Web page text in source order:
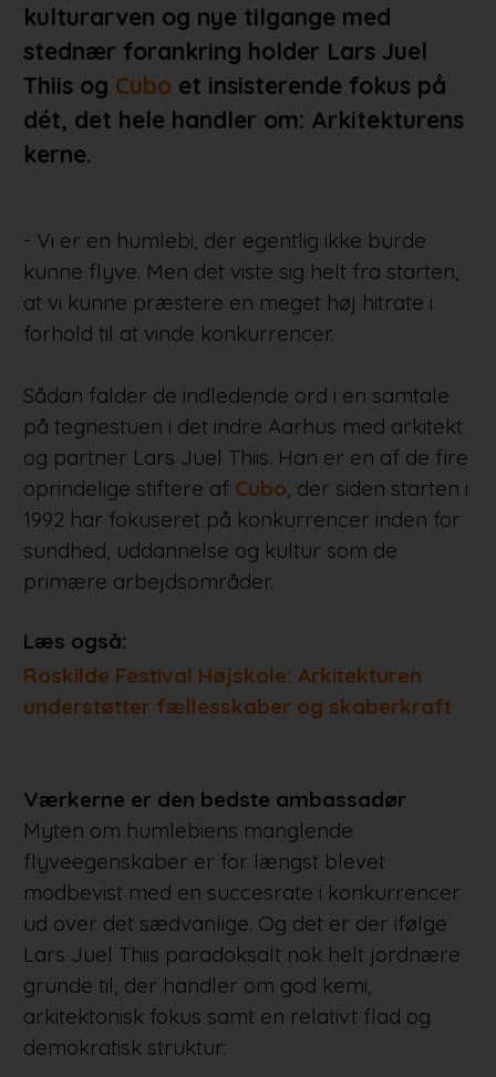
kulturarven og nye tilgange med
stednær forankring holder Lars Juel
Thiis og Cuboet insisterende fokus på
dét, det hele handler om: Arkitekturens
kerne.
- Vi er en humlebi, der egentlig ikke burde
kunne flyve. Men det viste sig helt fra starten,
at vi kunne præstere en meget høj hitrate i
forhold til at vinde konkurrencer.
Sådan falder de indledende ord i en samtale
på tegnestuen i det indre Aarhus med arkitekt
og partner Lars Juel Thiis. Han er en af de fire
oprindelige stiftere af Cubo , der siden starten i
1992 har fokuseret på konkurrencer inden for
sundhed, uddannelse og kultur som de
primære arbejdsområder.
Læs også:
Roskilde Festival Højskole: Arkitekturen
understøtter fællesskaber og skaberkraft
Værkerne er den bedste ambassadør
Myten om humlebiens manglende
flyveegenskaber er for længst blevet
modbevist med en succesrate i konkurrencer
ud over det sædvanlige. Og det er der ifølge
Lars Juel Thiis paradoksalt nok helt jordnære
grunde til, der handler om god kemi,
arkitektonisk fokus samt en relativt flad og
demokratisk struktur: